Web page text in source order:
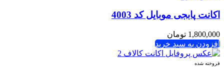
اکانت پابجی موبایل کد 4003
1,800,000 تومان
افزودن به سبد خرید
فروخته شده